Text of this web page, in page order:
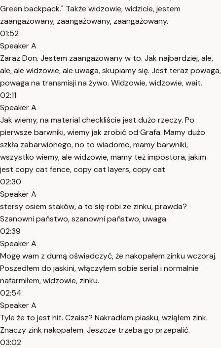
Green backpack." Także widzowie, widzicie, jestem
zaangażowany, zaangażowany, zaangażowany.
01:52
Speaker A
Zaraz Don. Jestem zaangażowany w to. Jak najbardziej, ale,
ale, ale widzowie, ale uwaga, skupiamy się. Jest teraz powaga,
powaga na transmisji na żywo. Widzowie, widzowie, wait.
02:11
Speaker A
Jak wiemy, na material checkliście jest dużo rzeczy. Po
pierwsze barwniki, wiemy jak zrobić od Grafa. Mamy dużo
szkła zabarwionego, no to wiadomo, mamy barwniki,
wszystko wiemy, ale widzowie, mamy też impostora, jakim
jest copy cat fence, copy cat layers, copy cat
02:30
Speaker A
stersy osiem staków, a to się robi ze zinku, prawda?
Szanowni państwo, szanowni państwo, uwaga.
02:39
Speaker A
Mogę wam z dumą oświadczyć, że nakopałem zinku wczoraj.
Poszedłem do jaskini, włączyłem sobie serial i normalnie
nafarmiłem, widzowie, zinku.
02:54
Speaker A
Tyle że to jest hit. Czaisz? Nakradłem piasku, wziąłem zink.
Znaczy zink nakopałem. Jeszcze trzeba go przepalić.
03:02